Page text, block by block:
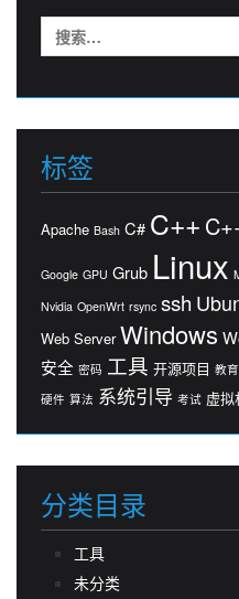
索：
标签
Apache Bash C# C++
Google GPU Grub Linux
Nvidia OpenWrt rsync ssh
Web Server Windows
安全 密码 工具 开源项目 教育
硬件 算法 系统引导 考试 虚拟
分类目录
工具
未分类